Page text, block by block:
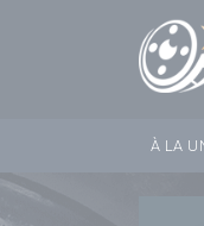
À LA
Panneau de gestion